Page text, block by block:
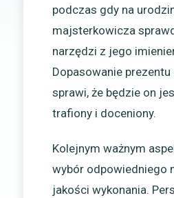
podczas gdy na
majsterkowicza
narzędzi z jego
Dopasowanie
sprawi, że będzie on
trafiony i doceniony.
Kolejnym ważnym
wybór odpowiedniego
jakości wykonania.